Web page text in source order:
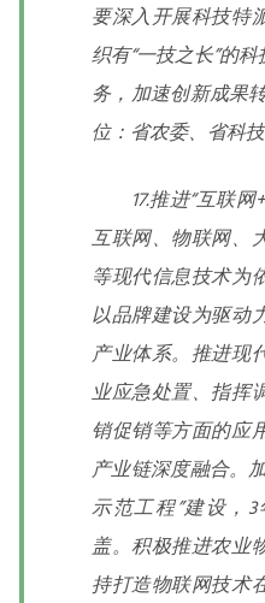
要深入开展科技特
织有“一技之长”的
务，加速创新成果
位：省农委、省科
17.推进“互联网
互联网、物联网、
等现代信息技术为
以品牌建设为驱动
产业体系。推进现
业应急处置、指挥
销促销等方面的应
产业链深度融合。
示范工程”建设，
盖。积极推进农业
持打造物联网技术